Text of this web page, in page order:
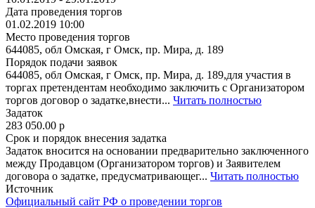
Дата проведения торгов
01.02.2019 10:00
Место проведения торгов
644085, обл Омская, г Омск, пр. Мира, д. 189
Порядок подачи заявок
644085, обл Омская, г Омск, пр. Мира, д. 189,для участия в
торгах претендентам необходимо заключить с Организатором
торгов договор о задатке,внести... Читать полностью
Задаток
283 050.00 p
Срок и порядок внесения задатка
Задаток вносится на основании предварительно заключенного
между Продавцом (Организатором торгов) и Заявителем
договора о задатке, предусматривающег... Читать полностью
Источник
Официальный сайт РФ о проведении торгов